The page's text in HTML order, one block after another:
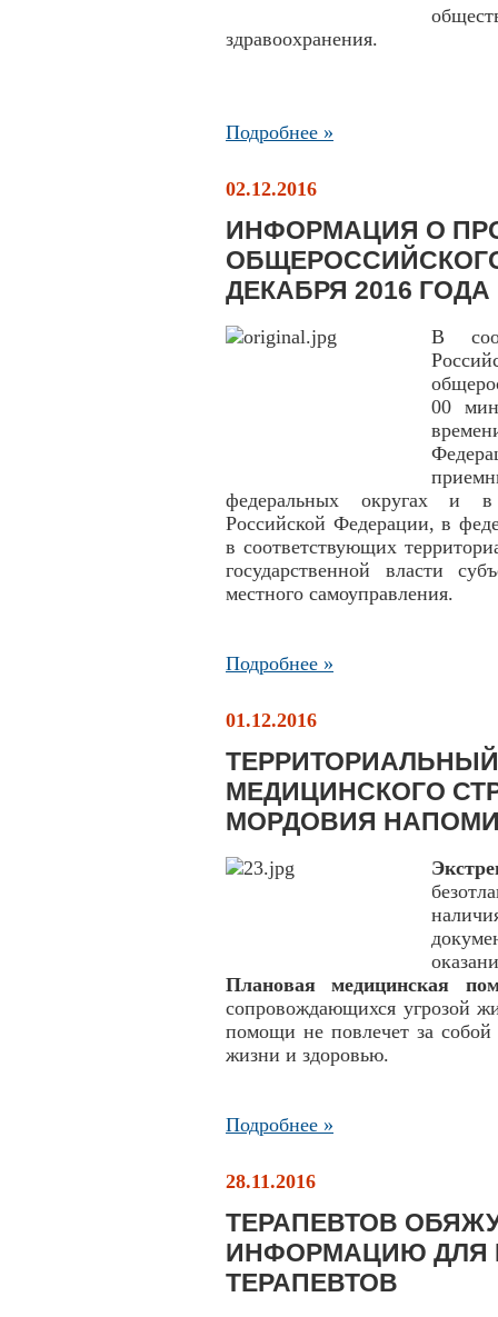
здравоохранения.
Подробнее »
02.12.2016
ИНФОРМАЦИЯ О
ДЕКАБРЯ 2016 ГОДА
В
00
федеральных округах и в
Российской Федерации, в
в соответствующих
государственной власти
местного самоуправления.
Подробнее »
01.12.2016
МЕДИЦИНСКОГО
МОРДОВИЯ
Плановая медицинская
сопровождающихся угрозой
помощи не повлечет за собой
жизни и здоровью.
Подробнее »
28.11.2016
ТЕРАПЕВТОВ
ИНФОРМАЦИЮ ДЛЯ
ТЕРАПЕВТОВ